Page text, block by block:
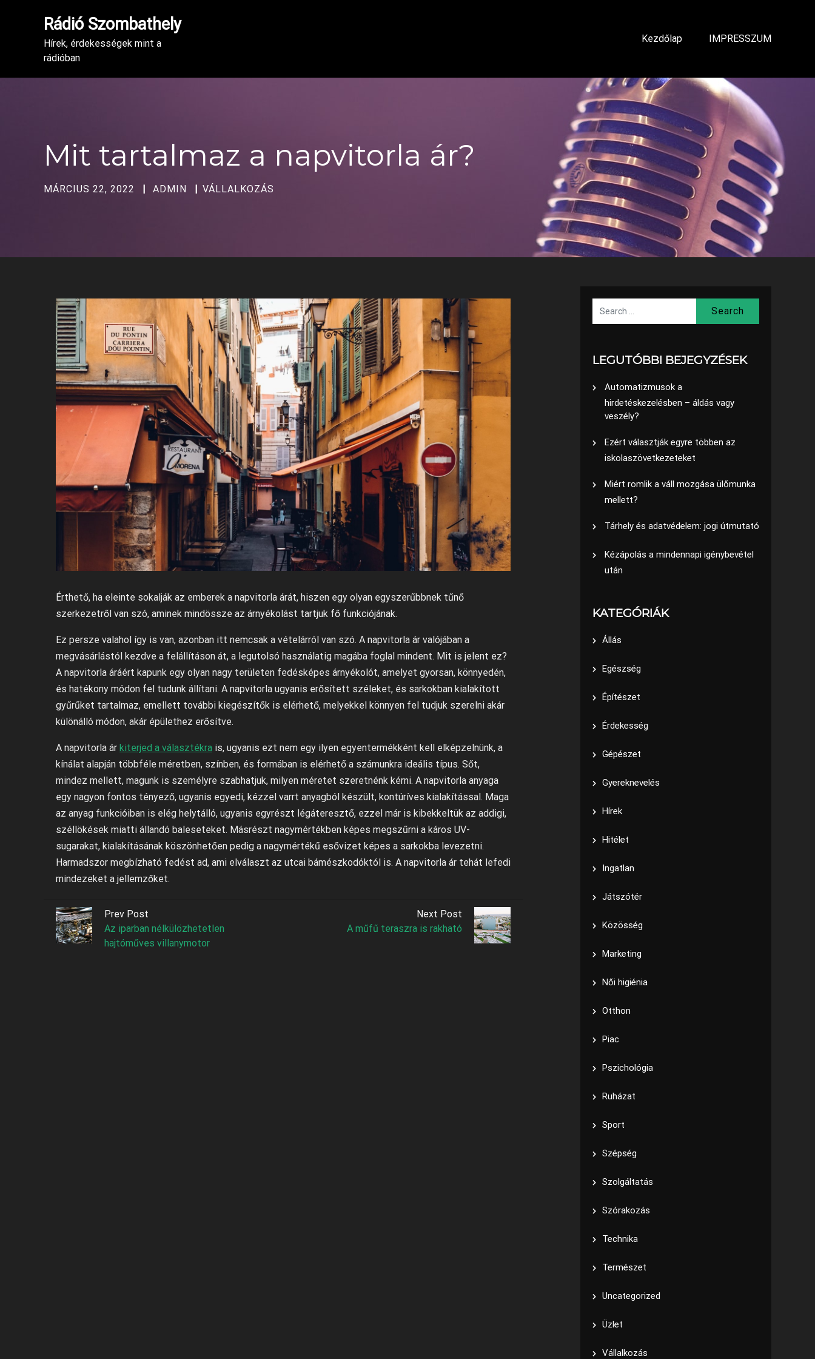
Rádió Szombathely
Hírek, érdekességek mint a
rádióban
Kezdőlap IMPRESSZUM
Mit tartalmaz a napvitorla ár?
MÁRCIUS 22, 2022 ADMIN VÁLLALKOZÁS
Érthető, ha eleinte sokalják az emberek a napvitorla árát, hiszen egy olyan egyszerűbbnek tűnő
szerkezetről van szó, aminek mindössze az árnyékolást tartjuk fő funkciójának.
Ez persze valahol így is van, azonban itt nemcsak a vételárról van szó. A napvitorla ár valójában a
megvásárlástól kezdve a felállításon át, a legutolsó használatig magába foglal mindent. Mit is jelent ez?
A napvitorla áráért kapunk egy olyan nagy területen fedésképes árnyékolót, amelyet gyorsan, könnyedén,
és hatékony módon fel tudunk állítani. A napvitorla ugyanis erősített széleket, és sarkokban kialakított
gyűrűket tartalmaz, emellett további kiegészítők is elérhető, melyekkel könnyen fel tudjuk szerelni akár
különálló módon, akár épülethez erősítve.
A napvitorla ár kiterjed a választékra is, ugyanis ezt nem egy ilyen egyentermékként kell elképzelnünk, a
kínálat alapján többféle méretben, színben, és formában is elérhető a számunkra ideális típus. Sőt,
mindez mellett, magunk is személyre szabhatjuk, milyen méretet szeretnénk kérni. A napvitorla anyaga
egy nagyon fontos tényező, ugyanis egyedi, kézzel varrt anyagból készült, kontúríves kialakítással. Maga
az anyag funkcióiban is elég helytálló, ugyanis egyrészt légáteresztő, ezzel már is kibekkeltük az addigi,
széllökések miatti állandó baleseteket. Másrészt nagymértékben képes megszűrni a káros UV-
sugarakat, kialakításának köszönhetően pedig a nagymértékű esővizet képes a sarkokba levezetni.
Harmadszor megbízható fedést ad, ami elválaszt az utcai bámészkodóktól is. A napvitorla ár tehát lefedi
mindezeket a jellemzőket.
Prev Post
Az iparban nélkülözhetetlen
hajtóműves villanymotor
Next Post
A műfű teraszra is rakható
LEGUTÓBBI BEJEGYZÉSEK
Automatizmusok a
hirdetéskezelésben – áldás vagy
veszély?
Ezért választják egyre többen az
iskolaszövetkezeteket
Miért romlik a váll mozgása ülőmunka
mellett?
Tárhely és adatvédelem: jogi útmutató
Kézápolás a mindennapi igénybevétel
után
KATEGÓRIÁK
Állás
Egészség
Építészet
Érdekesség
Gépészet
Gyereknevelés
Hírek
Hitélet
Ingatlan
Játszótér
Közösség
Marketing
Női higiénia
Otthon
Piac
Pszichológia
Ruházat
Sport
Szépség
Szolgáltatás
Szórakozás
Technika
Természet
Uncategorized
Üzlet
Vállalkozás